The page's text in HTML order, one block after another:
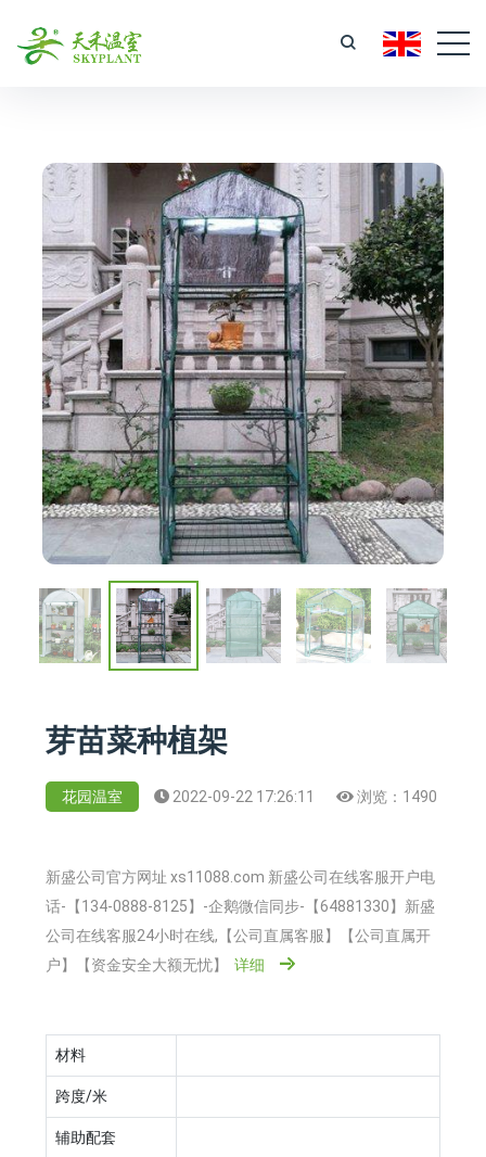
芽苗菜种植架
花园温室 2022-09-22 17:26:11 浏览： 1490
新盛公司官方网址 xs11088.com 新盛公司在线客服开户电
话-【134-0888-8125】-企鹅微信同步-【64881330】新盛
公司在线客服24小时在线,【公司直属客服】【公司直属开
户】【资金安全大额无忧】 详细
材料
跨度/米
辅助配套